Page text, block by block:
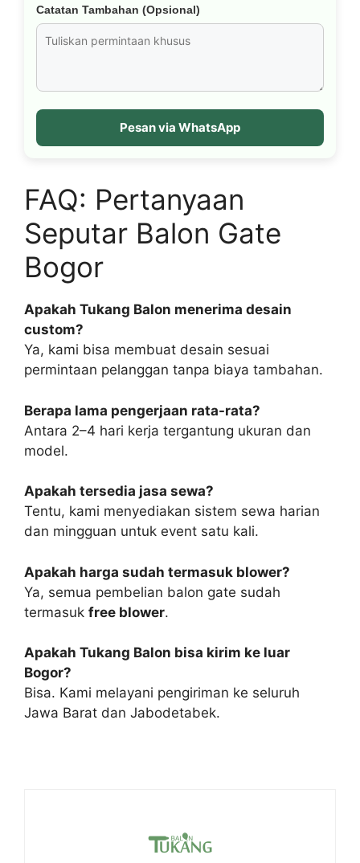
Catatan Tambahan (Opsional)
Pesan via WhatsApp
FAQ: Pertanyaan
Seputar Balon Gate
Bogor
Apakah Tukang Balon menerima desain
custom?
Ya, kami bisa membuat desain sesuai
permintaan pelanggan tanpa biaya tambahan.
Berapa lama pengerjaan rata-rata?
Antara 2–4 hari kerja tergantung ukuran dan
model.
Apakah tersedia jasa sewa?
Tentu, kami menyediakan sistem sewa harian
dan mingguan untuk event satu kali.
Apakah harga sudah termasuk blower?
Ya, semua pembelian balon gate sudah
termasuk free blower.
Apakah Tukang Balon bisa kirim ke luar
Bogor?
Bisa. Kami melayani pengiriman ke seluruh
Jawa Barat dan Jabodetabek.